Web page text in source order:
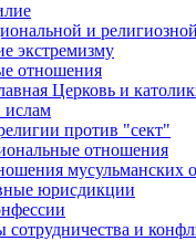
и
экстремизму
отношения
Церковь и
ислам
против "сект"
отношения
мусульманских
юрисдикции
и